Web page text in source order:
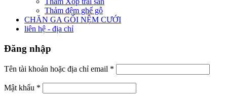
Thảm đệm ghế gỗ
CHĂN GA GỐI NỆM CƯỚI
liên hệ - địa chỉ
Đăng nhập
Tên tài khoản hoặc địa chỉ email *
Mật khẩu *